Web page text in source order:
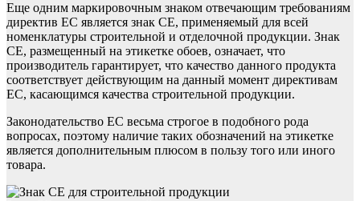
Еще одним маркировочным знаком отвечающим требованиям
директив ЕС является знак CE, применяемый для всей
номенклатуры строительной и отделочной продукции. Знак
СЕ, размещенный на этикетке обоев, означает, что
производитель гарантирует, что качество данного продукта
соответствует действующим на данный момент директивам
ЕС, касающимся качества строительной продукции.
Законодательство ЕС весьма строгое в подобного рода
вопросах, поэтому наличие таких обозначений на этикетке
является дополнительным плюсом в пользу того или иного
товара.